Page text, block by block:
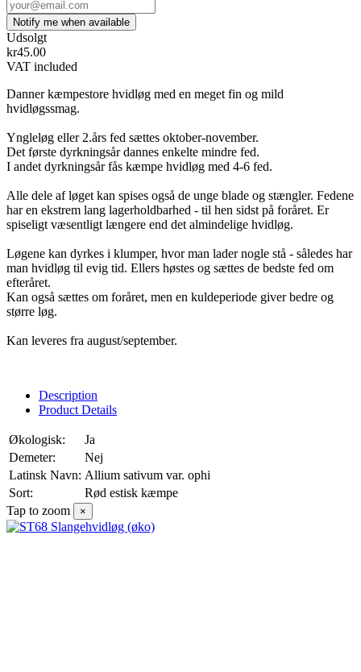
Udsolgt
kr45.00
VAT included
Danner kæmpestore hvidløg med en meget fin og mild
hvidløgssmag.
Yngleløg eller 2.års fed sættes oktober-november.
Det første dyrkningsår dannes enkelte mindre fed.
I andet dyrkningsår fås kæmpe hvidløg med 4-6 fed.
Alle dele af løget kan spises også de unge blade og stængler. Fedene
har en ekstrem lang lagerholdbarhed - til hen sidst på foråret. Er
spiseligt væsentligt længere end det almindelige hvidløg.
Løgene kan dyrkes i klumper, hvor man lader nogle stå - således har
man hvidløg til evig tid. Ellers høstes og sættes de bedste fed om
efteråret.
Kan også sættes om foråret, men en kuldeperiode giver bedre og
større løg.
Kan leveres fra august/september.
Description
Product Details
Økologisk:
Ja
Demeter:
Nej
Latinsk Navn: Allium sativum var. ophi
Sort:
Rød estisk kæmpe
Tap to zoom
×